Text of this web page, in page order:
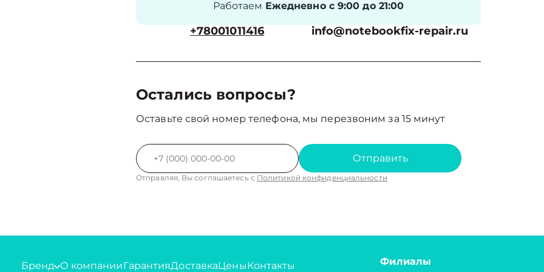
Работаем Ежедневно с 9:00 до 21:00
+78001011416 info@notebookfix-repair.ru
Остались вопросы?
Оставьте свой номер телефона, мы перезвоним за 15 минут
Отправить
Отправляя, Вы соглашаетесь с Политикой конфиденциальности
Бренд О компанииГарантияДоставкаЦеныКонтакты Филиалы